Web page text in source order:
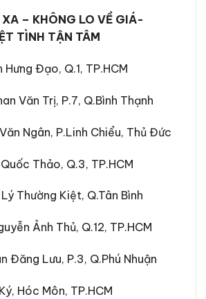
– KHÔNG LO VỀ GIÁ-
TÌNH TẬN TÂM
Hưng Đạo, Q.1, TP.HCM
Văn Trị, P.7, Q.Bình Thạnh
Ngân, P.Linh Chiểu, Thủ Đức
Thảo, Q.3, TP.HCM
Lý Thường Kiệt, Q.Tân Bình
Ảnh Thủ, Q.12, TP.HCM
Đăng Lưu, P.3, Q.Phú Nhuận
Hóc Môn, TP.HCM